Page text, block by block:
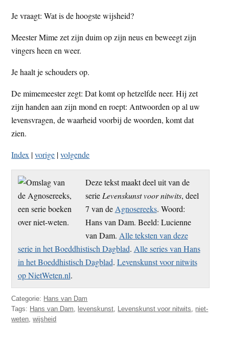
Je vraagt: Wat is de hoogste wijsheid?
Meester Mime zet zijn duim op zijn neus en beweegt zijn
vingers heen en weer.
Je haalt je schouders op.
De mimemeester zegt: Dat komt op hetzelfde neer. Hij zet
zijn handen aan zijn mond en roept: Antwoorden op al uw
levensvragen, de waarheid voorbij de woorden, komt dat
zien.
Index |vorige |volgende
Deze tekst maakt deel uit van de
serie Levenskunst voor nitwits, deel
7 van de Agnosereeks. Woord:
Hans van Dam. Beeld: Lucienne
van Dam. Alle teksten van deze
serie in het Boeddhistisch Dagblad. Alle series van Hans
in het Boeddhistisch Dagblad. Levenskunst voor nitwits
op NietWeten.nl.
Categorie: Hans van Dam
Tags: Hans van Dam, levenskunst, Levenskunst voor nitwits, niet-
weten,wijsheid